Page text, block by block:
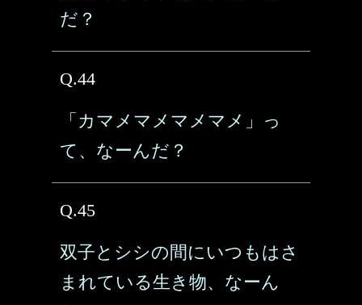
だ？
Q.44
「カマメマメマメマメ」っ
て、なーんだ？
Q.45
双子とシシの間にいつもはさ
まれている生き物、なーん